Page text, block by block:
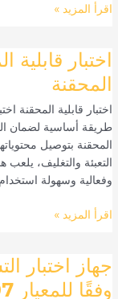
اقرأ المزيد »
اختبار
المحقنة
اختبار قابلية المحقنة
طريقة أساسية لضمان
المحقنة بتوصيل
التعبئة والتغليف،
وفعالية وسهولة
اختبار
قابلية
المحقنة
-
عنصر
اختبار
وظيفة
المحقنة
اقرأ المزيد »
جهاز اختبار
وفقًا للمعيار USP 1207
جهاز
اختبار